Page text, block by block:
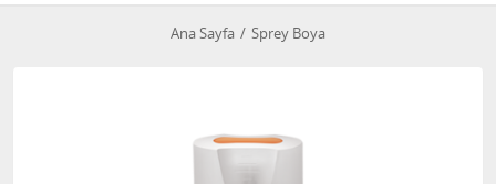
Ana Sayfa Sprey Boya